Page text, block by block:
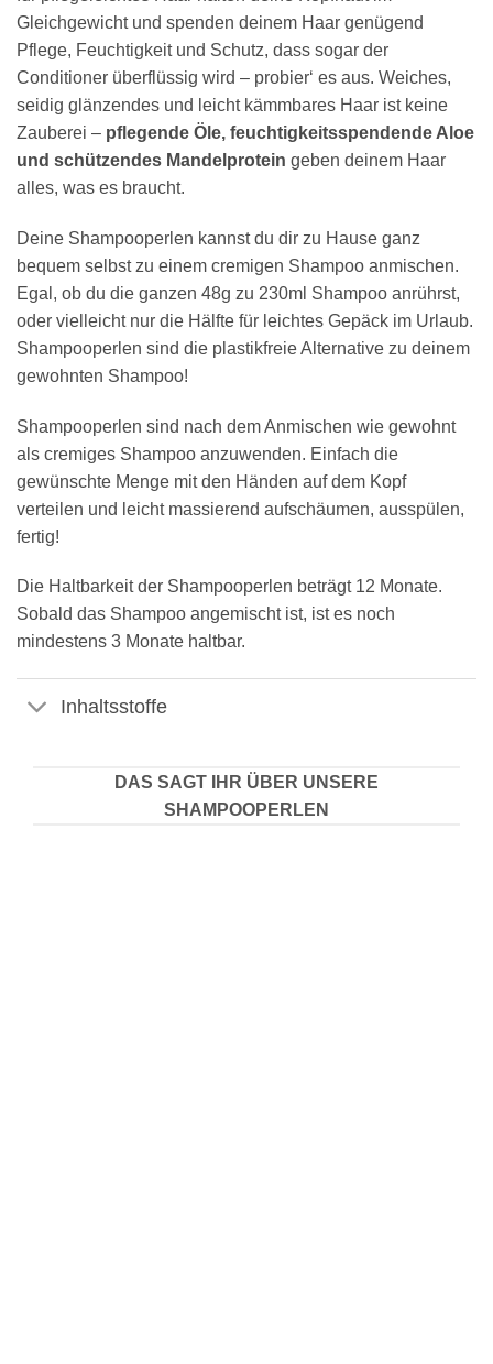
Gleichgewicht und spenden deinem Haar genügend
Pflege, Feuchtigkeit und Schutz, dass sogar der
Conditioner überflüssig wird – probier‘ es aus. Weiches,
seidig glänzendes und leicht kämmbares Haar ist keine
Zauberei – pflegende Öle, feuchtigkeitsspendende Aloe
und schützendes Mandelprotein geben deinem Haar
alles, was es braucht.
Deine Shampooperlen kannst du dir zu Hause ganz
bequem selbst zu einem cremigen Shampoo anmischen.
Egal, ob du die ganzen 48g zu 230ml Shampoo anrührst,
oder vielleicht nur die Hälfte für leichtes Gepäck im Urlaub.
Shampooperlen sind die plastikfreie Alternative zu deinem
gewohnten Shampoo!
Shampooperlen sind nach dem Anmischen wie gewohnt
als cremiges Shampoo anzuwenden. Einfach die
gewünschte Menge mit den Händen auf dem Kopf
verteilen und leicht massierend aufschäumen, ausspülen,
fertig!
Die Haltbarkeit der Shampooperlen beträgt 12 Monate.
Sobald das Shampoo angemischt ist, ist es noch
mindestens 3 Monate haltbar.
Inhaltsstoffe
DAS SAGT IHR ÜBER UNSERE
SHAMPOOPERLEN